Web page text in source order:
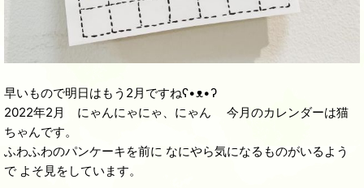
早いもので明日はもう2月ですねʕ•ᴥ•ʔ
2022年2月 にゃんにゃにゃ、にゃん 今月のカレンダーは猫
ちゃんです。
ふわふわのパンケーキを前に なにやら気になるものがいるよう
で よそ見をしています。